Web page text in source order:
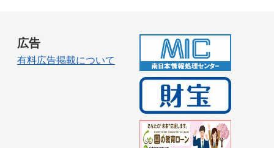
広告
有料広告掲載について